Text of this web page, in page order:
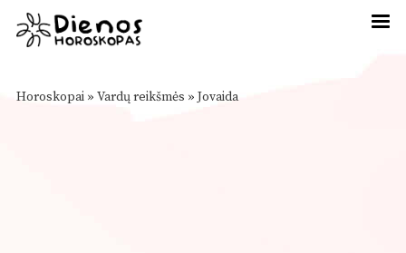
Horoskopai » Vardų reikšmės » Jovaida